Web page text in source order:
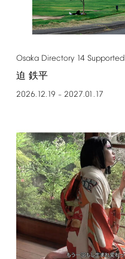
Osaka Directory 14 Supported
迫 鉄平
2026.12.19 – 2027.01.17